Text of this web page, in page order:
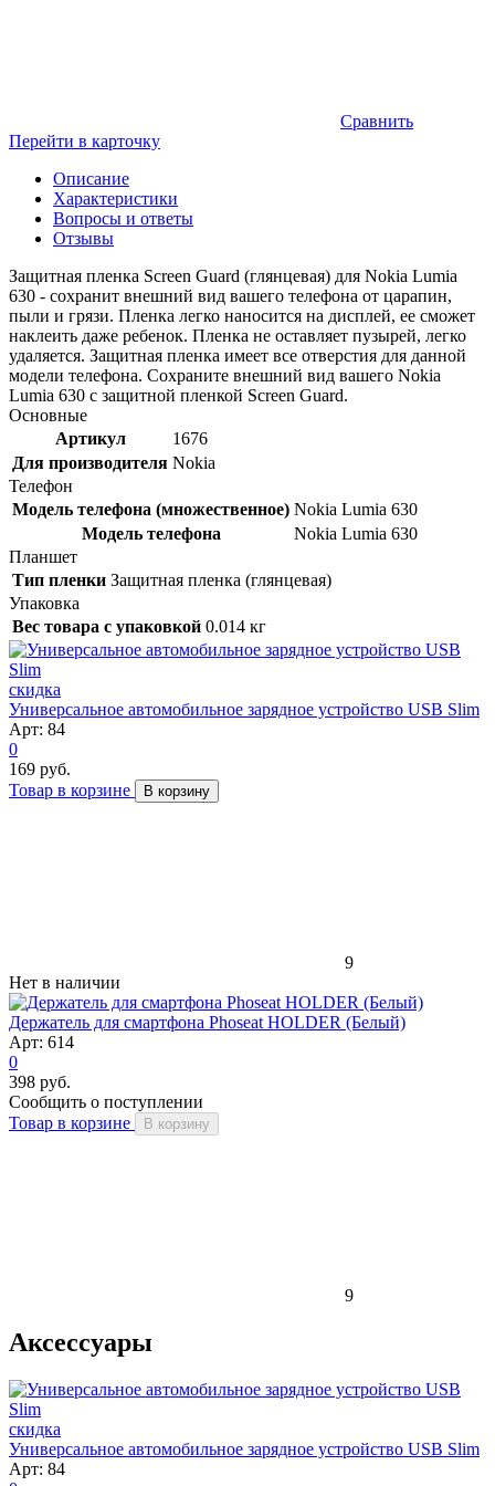
Сравнить
Перейти в карточку
Описание
Характеристики
Вопросы и ответы
Отзывы
Защитная пленка Screen Guard (глянцевая) для Nokia Lumia
630 - сохранит внешний вид вашего телефона от царапин,
пыли и грязи. Пленка легко наносится на дисплей, ее сможет
наклеить даже ребенок. Пленка не оставляет пузырей, легко
удаляется. Защитная пленка имеет все отверстия для данной
модели телефона. Сохраните внешний вид вашего Nokia
Lumia 630 c защитной пленкой Screen Guard.
Основные
Артикул
1676
Для производителя Nokia
Телефон
Модель телефона (множественное) Nokia Lumia 630
Модель телефона
Nokia Lumia 630
Планшет
Тип пленки Защитная пленка (глянцевая)
Упаковка
Вес товара с упаковкой 0.014 кг
скидка
Универсальное автомобильное зарядное устройство USB Slim
Арт: 84
0
169 руб.
Товар в корзине
В корзину
9
Нет в наличии
Держатель для смартфона Phoseat HOLDER (Белый)
Арт: 614
0
398 руб.
Сообщить о поступлении
Товар в корзине
В корзину
9
Аксессуары
скидка
Универсальное автомобильное зарядное устройство USB Slim
Арт: 84